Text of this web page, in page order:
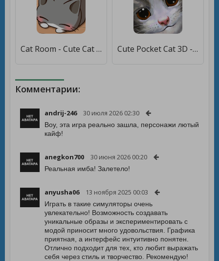
Cat Room - Cute Cat Games [Много денег] Cute Pocket Cat 3D - Part 2 [Мод меню]
Комментарии:
andrij-246 30 июля 2026 02:30
Воу, эта игра реально зашла, персонажи лютый
кайф!
anegkon700 30 июня 2026 00:20
Реальная имба! Залетело!
anyusha06 13 ноября 2025 00:03
Играть в такие симуляторы очень
увлекательно! Возможность создавать
уникальные образы и экспериментировать с
модой приносит много удовольствия. Графика
приятная, а интерфейс интуитивно понятен.
Отлично подходит для тех, кто любит выражать
себя через стиль и творчество. Рекомендую!